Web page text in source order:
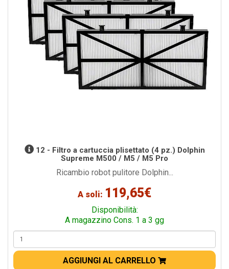
12 - Filtro a cartuccia plisettato (4 pz.) Dolphin
Supreme M500 / M5 / M5 Pro
Ricambio robot pulitore Dolphin...
A soli: 119,65€
Disponibilità:
A magazzino Cons. 1 a 3 gg
AGGIUNGI AL CARRELLO